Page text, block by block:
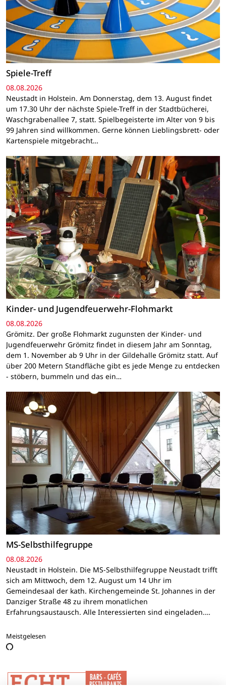
Spiele-Treff
08.08.2026
Neustadt in Holstein. Am Donnerstag, dem 13. August findet
um 17.30 Uhr der nächste Spiele-Treff in der Stadtbücherei,
Waschgrabenallee 7, statt. Spielbegeisterte im Alter von 9 bis
99 Jahren sind willkommen. Gerne können Lieblingsbrett- oder
Kartenspiele mitgebracht…
Kinder- und Jugendfeuerwehr-Flohmarkt
08.08.2026
Grömitz. Der große Flohmarkt zugunsten der Kinder- und
Jugendfeuerwehr Grömitz findet in diesem Jahr am Sonntag,
dem 1. November ab 9 Uhr in der Gildehalle Grömitz statt. Auf
über 200 Metern Standfläche gibt es jede Menge zu entdecken
- stöbern, bummeln und das ein…
MS-Selbsthilfegruppe
08.08.2026
Neustadt in Holstein. Die MS-Selbsthilfegruppe Neustadt trifft
sich am Mittwoch, dem 12. August um 14 Uhr im
Gemeindesaal der kath. Kirchengemeinde St. Johannes in der
Danziger Straße 48 zu ihrem monatlichen
Erfahrungsaustausch. Alle Interessierten sind eingeladen.…
Meistgelesen